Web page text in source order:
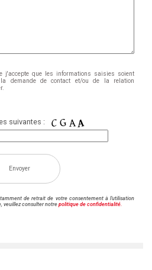
j'accepte que les informations saisies soient
demande de contact et/ou de la relation
suivantes :
de retrait de votre consentement à l'utilisation
veuillez consulter notre politique de confidentialité.